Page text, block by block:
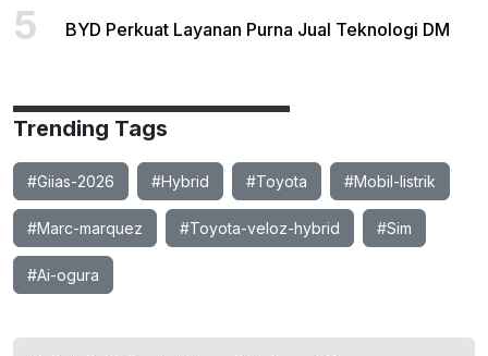
5 BYD Perkuat Layanan Purna Jual Teknologi DM
Trending Tags
#Giias-2026 #Hybrid #Toyota #Mobil-listrik
#Marc-marquez #Toyota-veloz-hybrid #Sim
#Ai-ogura